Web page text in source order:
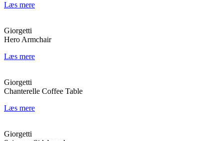
Læs mere
Giorgetti
Hero Armchair
Læs mere
Giorgetti
Chanterelle Coffee Table
Læs mere
Giorgetti